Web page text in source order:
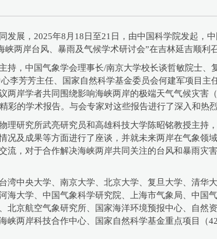
展，2025年8月18日至21日，由中国科学院发起，
两岸台风、暴雨及气候学术研讨会”在吉林延吉顺利召
，中国气象学会理事长/南京大学校长谈哲敏院士
李芳芳主任、国家自然科学基金委员会何建军项目主
岸学者共同围绕影响海峡两岸的极端天气气候灾害
的学术报告。与会专家对这些报告进行了深入和热
研究所武亮研究员和高雄科技大学陈昭铭教授主持
及成果等方面进行了座谈，并就未来两岸在气象领
，对于合作解决海峡两岸共同关注的台风和暴雨灾
湾中央大学、南京大学、北京大学、复旦大学、清华
大学、中国气象科学研究院、上海市气象局、中国
京航空气象研究所、国家海洋环境预报中心、自然
两岸科技合作中心、国家自然科学基金重点项目（